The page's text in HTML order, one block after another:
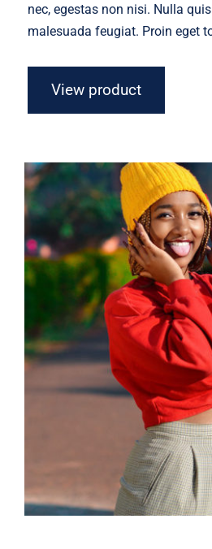
nec, egestas non nisi. Nulla
malesuada feugiat. Proin eget
View product
Red